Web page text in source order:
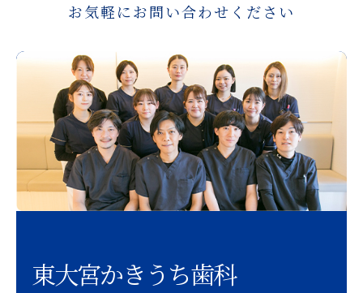
お気軽にお問い合わせください
東大宮かきうち歯科